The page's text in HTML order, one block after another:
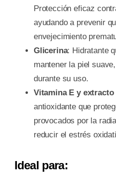
Protección eficaz
ayudando a prevenir
envejecimiento
Glicerina: Hidratante
mantener la piel
durante su uso.
Vitamina E y
antioxidante que
provocados por la
reducir el estrés
Ideal para: